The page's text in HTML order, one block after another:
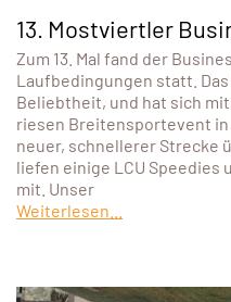
13. Mostviertler
Zum 13. Mal fand der
Laufbedingungen statt.
Beliebtheit, und hat sich
riesen Breitensportevent
neuer, schnellerer Strecke
liefen einige LCU Speedies
mit. Unser
Weiterlesen...